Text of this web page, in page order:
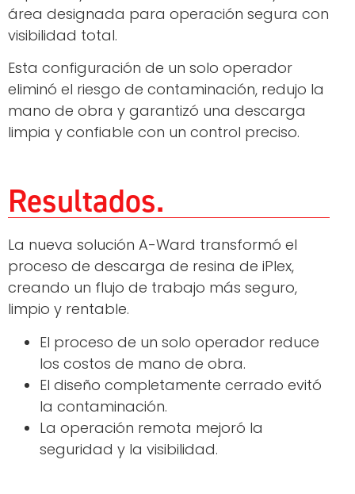
área designada para operación segura con
visibilidad total.
Esta configuración de un solo operador
eliminó el riesgo de contaminación, redujo la
mano de obra y garantizó una descarga
limpia y confiable con un control preciso.
Resultados
La nueva solución A-Ward transformó el
proceso de descarga de resina de iPlex,
creando un flujo de trabajo más seguro,
limpio y rentable.
El proceso de un solo operador reduce
los costos de mano de obra.
El diseño completamente cerrado evitó
la contaminación.
La operación remota mejoró la
seguridad y la visibilidad.